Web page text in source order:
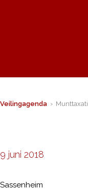
Veilingagenda ›
9 juni 2018
Sassenheim